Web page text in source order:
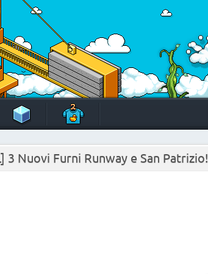
3 Nuovi Furni Runway e San Patrizio!